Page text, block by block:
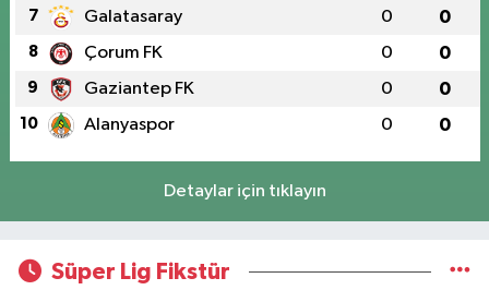
7 Galatasaray 0 0
8 Çorum FK 0 0
9 Gaziantep FK 0 0
10 Alanyaspor 0 0
Detaylar için tıklayın
Süper Lig Fikstür